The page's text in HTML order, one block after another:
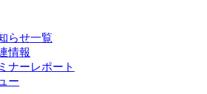
らせ一覧
情報
ナーレポート
ー